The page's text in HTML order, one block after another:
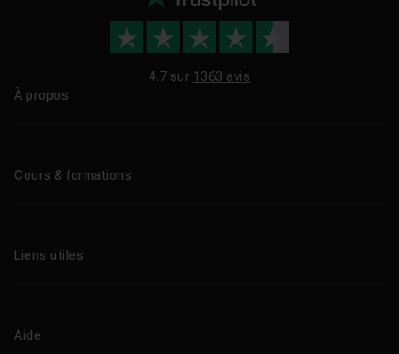
4.7 sur 1363 avis
À propos
Cours & formations
Formations certifiantes
Promos
Liens utiles
Centres de formation
Aide